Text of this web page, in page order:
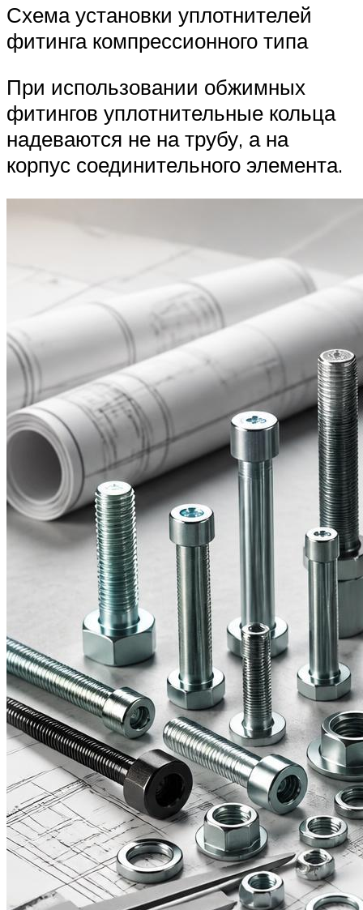
Схема установки уплотнителей
фитинга компрессионного типа
При использовании обжимных
фитингов уплотнительные кольца
надеваются не на трубу, а на
корпус соединительного элемента.